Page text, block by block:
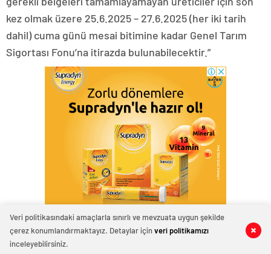
0 0
0 0
0 0
0 0
0 0
kez olmak üzere 25.6.2025 – 27.6.2025 (her iki tarih
dahil) cuma günü mesai bitimine kadar Genel Tarım
Sigortası Fonu’na itirazda bulunabilecektir.”
Veri politikasındaki amaçlarla sınırlı ve mevzuata uygun şekilde
çerez konumlandırmaktayız. Detaylar içinveri politikamızı
inceleyebilirsiniz.